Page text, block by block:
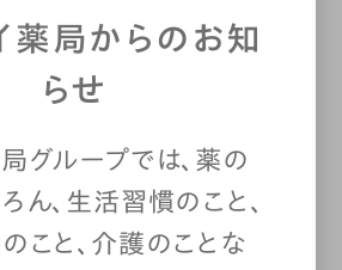
て自宅でトレーニン
大いにメリットがあ
意も必要です 。
薬局からのお知
らせ
グループでは、薬の
ん、生活習慣のこと、
こと、介護のことな